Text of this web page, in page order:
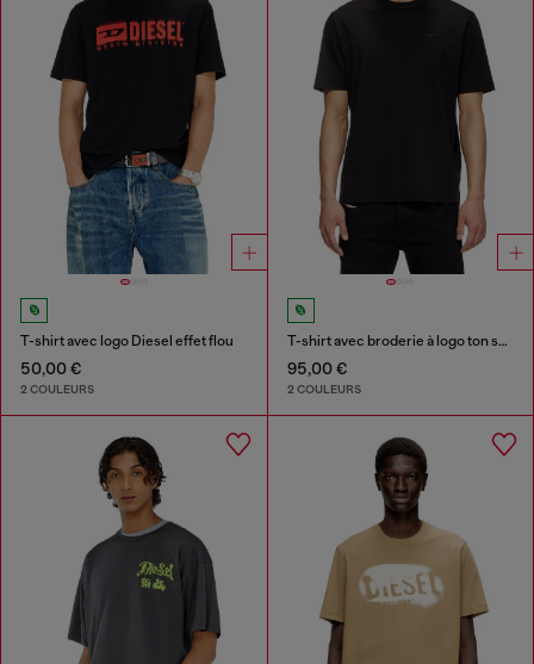
T-shirt avec logo Diesel effet flou
50,00 €
2 COULEURS
T-shirt avec broderie à logo ton sur ton
95,00 €
2 COULEURS